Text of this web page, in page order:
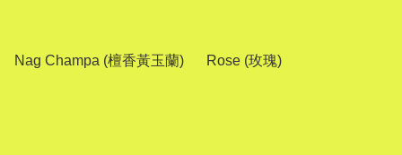
Nag Champa (檀香黃玉蘭) Rose (玫瑰)